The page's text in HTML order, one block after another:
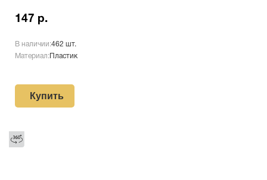
147 р.
В наличии:462 шт.
Материал: Пластик
Купить